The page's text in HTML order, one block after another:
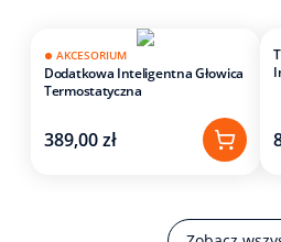
AKCESORIUM
Dodatkowa Inteligentna Głowica
Termostatyczna
389,00 zł